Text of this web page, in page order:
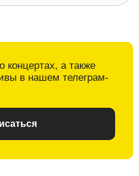
концертах, а также
в нашем телеграм-